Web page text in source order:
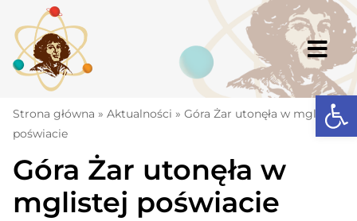
content
Strona główna
Komunikaty
Szkoła
Strona główna » Aktualności » Góra Żar utonęła w mglistej
poświacie
Góra Żar utonęła w
mglistej poświacie